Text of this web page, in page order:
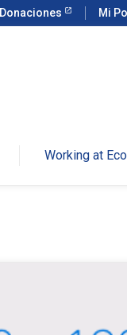
Donaciones Mi
Working at